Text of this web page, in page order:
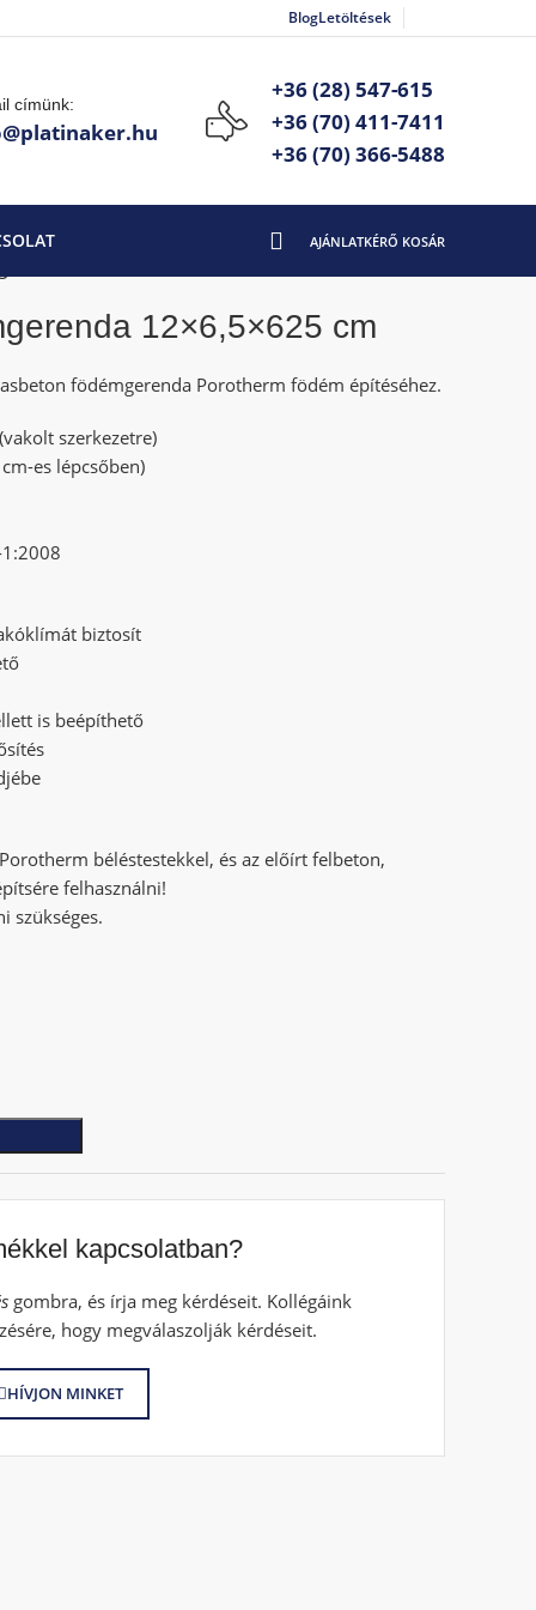
BlogLetöltések
címünk:
+36 (28) 547-615
+36 (70) 411-7411
+36 (70) 366-5488
12×6,5×625 cm
födémgerenda Porotherm födém építéséhez.
szerkezetre)
es lépcsőben)
biztosít
is beépíthető
béléstestekkel, és az előírt felbeton,
felhasználni!
szükséges.
kapcsolatban?
gombra, és írja meg kérdéseit. Kollégáink
hogy megválaszolják kérdéseit.
HÍVJON MINKET